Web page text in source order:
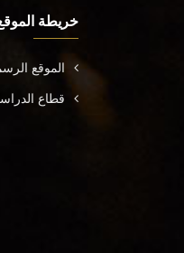
خريطة
الموقع
قطاع